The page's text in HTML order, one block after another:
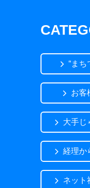
“まち
お客
大手じ
経理か
ネット